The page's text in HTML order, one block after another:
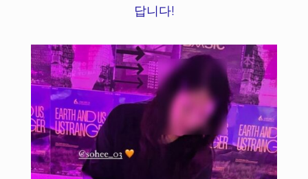
답니다!